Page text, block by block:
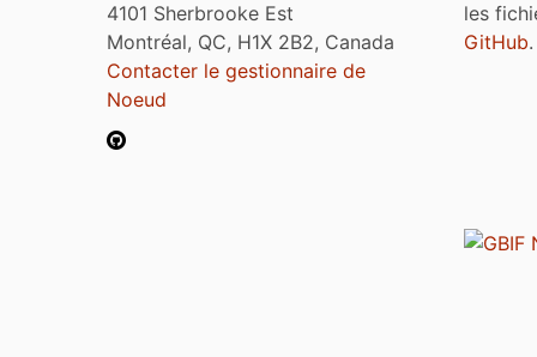
4101 Sherbrooke Est
Montréal, QC, H1X 2B2, Canada
Contacter le gestionnaire de
Noeud
les
GitHub.